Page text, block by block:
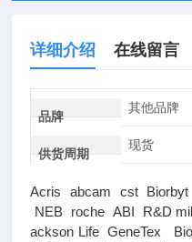
详细介绍 在线留言
品牌
其他品牌
供货周期
现货
Acris abcam cst
NEB roche ABI R&D
ackson Life GeneTex